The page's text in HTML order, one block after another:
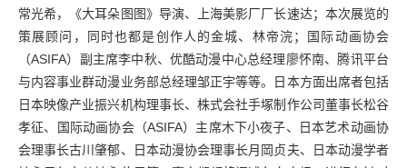
常光希，《大耳朵图图》导演、上海美影厂厂长速达；本次展览的
策展顾问，同时也都是创作人的金城、林帝浣；国际动画协会
（ASIFA）副主席李中秋、优酷动漫中心总经理廖怀南、腾讯平台
与内容事业群动漫业务部总经理邹正宇等等。日本方面出席者包括
日本映像产业振兴机构理事长、株式会社手塚制作公司董事长松谷
孝征、国际动画协会（ASIFA）主席木下小夜子、日本艺术动画协
会理事长古川肇郁、日本动漫协会理事长月岡贞夫、日本动漫学者